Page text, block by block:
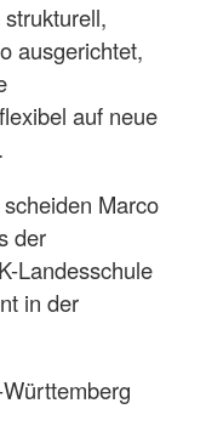
ausgerichtet,
auf neue
Marco
der
Landesschule
in der